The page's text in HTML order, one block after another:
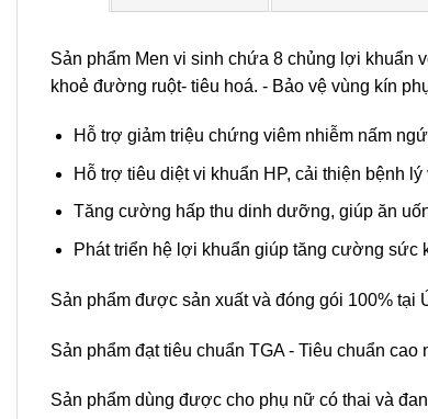
Sản phẩm Men vi sinh chứa 8 chủng lợi khuẩn
khoẻ đường ruột- tiêu hoá. - Bảo vệ vùng kín
Hỗ trợ giảm triệu chứng viêm nhiễm nấm
Hỗ trợ tiêu diệt vi khuẩn HP, cải thiện bệnh
Tăng cường hấp thu dinh dưỡng, giúp ăn
Phát triển hệ lợi khuẩn giúp tăng cường sức
Sản phẩm được sản xuất và đóng gói 100% tại
Sản phẩm đạt tiêu chuẩn TGA - Tiêu chuẩn
Sản phẩm dùng được cho phụ nữ có thai và